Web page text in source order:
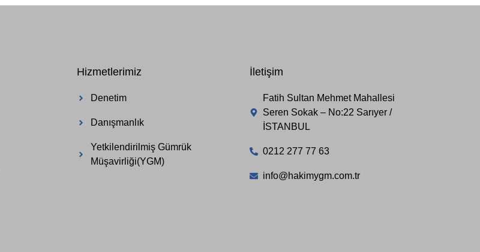
Hizmetlerimiz
Denetim
Danışmanlık
Yetkilendirilmiş Gümrük
Müşavirliği(YGM)
İletişim
Fatih Sultan Mehmet Mahallesi
Seren Sokak – No:22 Sarıyer /
İSTANBUL
0212 277 77 63
info@hakimygm.com.tr